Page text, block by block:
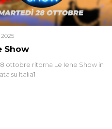
Show
ottobre ritorna Le Iene Show in
su Italia1